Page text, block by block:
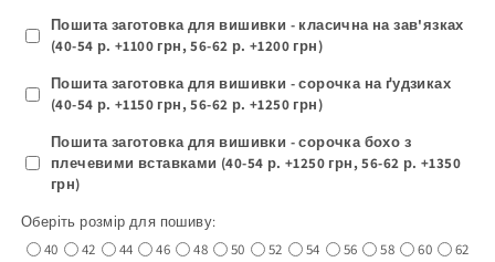
Пошита заготовка для вишивки - класична на зав'язках
(40-54 р. +1100 грн, 56-62 р. +1200 грн)
Пошита заготовка для вишивки - сорочка на ґудзиках
(40-54 р. +1150 грн, 56-62 р. +1250 грн)
Пошита заготовка для вишивки - сорочка бохо з
плечевими вставками (40-54 р. +1250 грн, 56-62 р. +1350
грн)
Оберіть розмір для пошиву:
40
42 44 46 48 50 52 54 56 58 60 62